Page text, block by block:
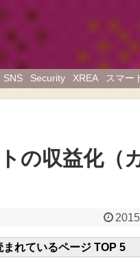
SNS Security XREA スマー
の収益化（
れているページ TOP 5